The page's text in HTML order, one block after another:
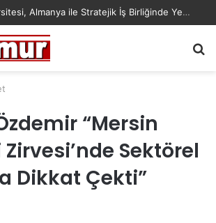
Mersin Üniversitesi, Almanya ile Stratejik İş Birliğinde Yeni Dönem Başlattı
“Mersin
Sektörel
Dikkat Çekti”